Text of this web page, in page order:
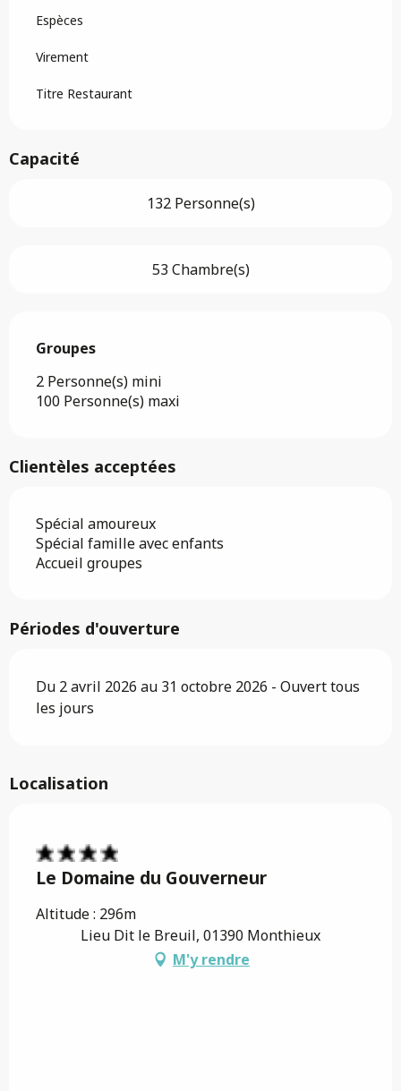
Espèces
Virement
Titre Restaurant
Capacité
132 Personne(s)
53 Chambre(s)
Groupes
Groupes
2 Personne(s) mini
100 Personne(s) maxi
Clientèles acceptées
Spécial amoureux
Spécial famille avec enfants
Accueil groupes
Périodes d'ouverture
Du 2 avril 2026 au 31 octobre 2026 - Ouvert tous
les jours
Localisation
Le Domaine du Gouverneur
Altitude : 296m
Lieu Dit le Breuil, 01390 Monthieux
M'y rendre